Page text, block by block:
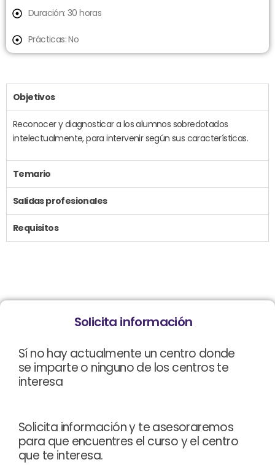
Duración: 30 horas
Prácticas: No
Objetivos
Reconocer y diagnosticar a los alumnos sobredotados
intelectualmente, para intervenir según sus características.
Temario
Salidas profesionales
Requisitos
Solicita información
Sí no hay actualmente un centro donde
se imparte o ninguno de los centros te
interesa
Solicita información y te asesoraremos
para que encuentres el curso y el centro
que te interesa.